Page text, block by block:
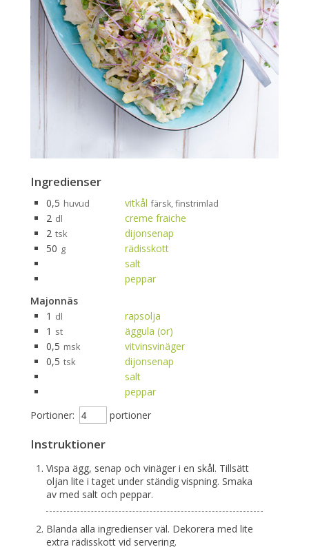
Ingredienser
0,5 huvud vitkål färsk, finstrimlad
2 dl
creme fraiche
2 tsk
dijonsenap
50 g
rädisskott
salt
peppar
Majonnäs
1 dl
rapsolja
1 st
äggula (or)
0,5 msk
vitvinsvinäger
0,5 tsk
dijonsenap
salt
peppar
Portioner:
portioner
Instruktioner
Vispa ägg, senap och vinäger i en skål. Tillsätt
oljan lite i taget under ständig vispning. Smaka
av med salt och peppar.
Blanda alla ingredienser väl. Dekorera med lite
extra rädisskott vid servering.